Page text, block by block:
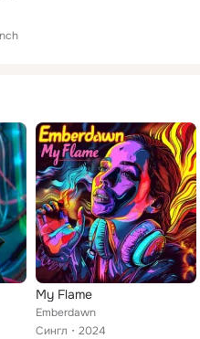
My Flame
Emberdawn
Сингл
2024